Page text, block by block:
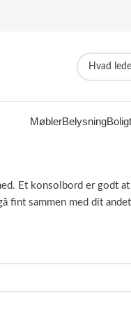
MøblerBelysning
Et konsolbord er godt
fint sammen med dit